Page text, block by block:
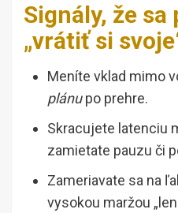
Signály, že sa
„vrátiť si
Meníte vklad mimo
plánupo prehre.
Skracujete latenciu
zamietate pauzu či
Zameriavate sa na
vysokou maržou